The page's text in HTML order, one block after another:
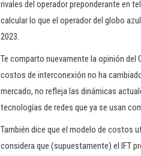
rivales del operador preponderante en
calcular lo que el operador del globo
2023.
Te comparto nuevamente la opinión del
costos de interconexión no ha
mercado, no refleja las dinámicas
tecnologías de redes que ya se usan
También dice que el modelo de costos
considera que (supuestamente) el IFT